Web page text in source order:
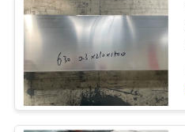
PRIVACY
POLICY